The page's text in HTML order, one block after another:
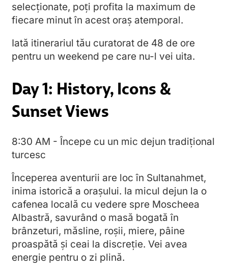
selecționate, poți profita la maximum de
fiecare minut în acest oraș atemporal.
Iată itinerariul tău curatorat de 48 de ore
pentru un weekend pe care nu-l vei uita.
Day 1: History, Icons &
Sunset Views
8:30 AM - Începe cu un mic dejun tradițional
turcesc
Începerea aventurii are loc în Sultanahmet,
inima istorică a orașului. Ia micul dejun la o
cafenea locală cu vedere spre Moscheea
Albastră, savurând o masă bogată în
brânzeturi, măsline, roșii, miere, pâine
proaspătă și ceai la discreție. Vei avea
energie pentru o zi plină.